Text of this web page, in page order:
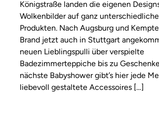
Königstraße landen die eigenen
Wolkenbilder auf ganz
Produkten. Nach Augsburg und
Brand jetzt auch in Stuttgart
neuen Lieblingspulli über verspielte
Badezimmerteppiche bis zu
nächste Babyshower gibt’s hier jede
liebevoll gestaltete Accessoires […]